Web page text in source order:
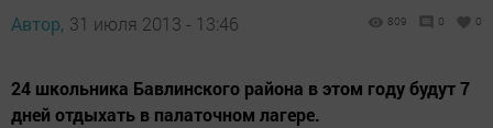
Автор, 31 июля 2013 - 13:46 809 0 0
24 школьника Бавлинского района в этом году будут 7
дней отдыхать в палаточном лагере.